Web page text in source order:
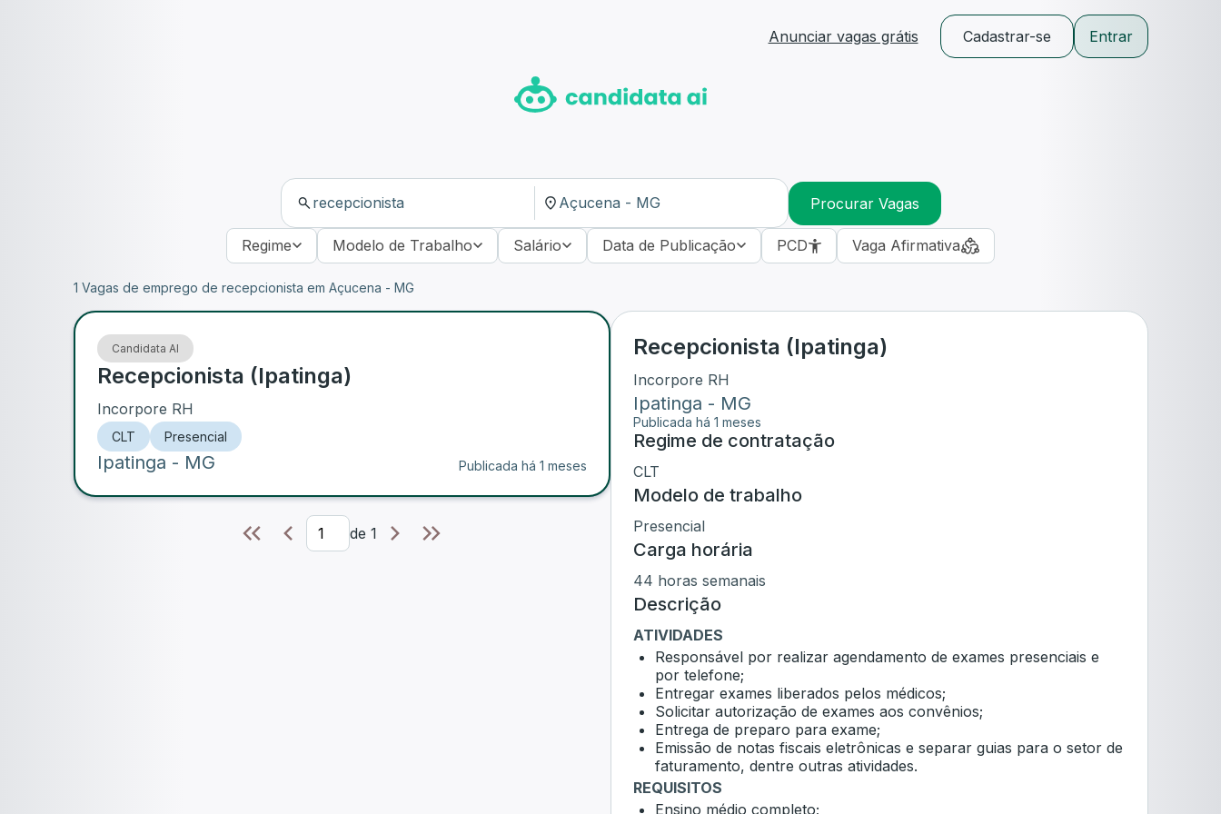
Anunciar vagas grátis Cadastrar-se Entrar
Procurar Vagas
Regime Modelo de Trabalho Salário Data de Publicação PCD Vaga Afirmativa
Recepcionista (Ipatinga)
Incorpore RH
Ipatinga - MG
Publicada há 1 meses
Regime de contratação
CLT
Modelo de trabalho
Presencial
Carga horária
44 horas semanais
Descrição
ATIVIDADES
Responsável por realizar agendamento de exames presenciais e
por telefone;
Entregar exames liberados pelos médicos;
Solicitar autorização de exames aos convênios;
Entrega de preparo para exame;
Emissão de notas fiscais eletrônicas e separar guias para o setor de
faturamento, dentre outras atividades.
REQUISITOS
Ensino médio completo;
1 Vagas de emprego de recepcionista em Açucena - MG
Candidata AI
Recepcionista (Ipatinga)
Incorpore RH
CLT Presencial
Ipatinga - MG Publicada há 1 meses
de1